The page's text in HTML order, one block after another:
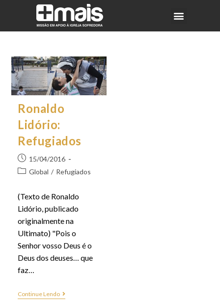
Ronaldo
Lidório:
Refugiados
15/04/2016
Global / Refugiados
(Texto de Ronaldo
Lidório, publicado
originalmente na
Ultimato) "Pois o
Senhor vosso Deus é o
Deus dos deuses… que
faz…
Continue Lendo